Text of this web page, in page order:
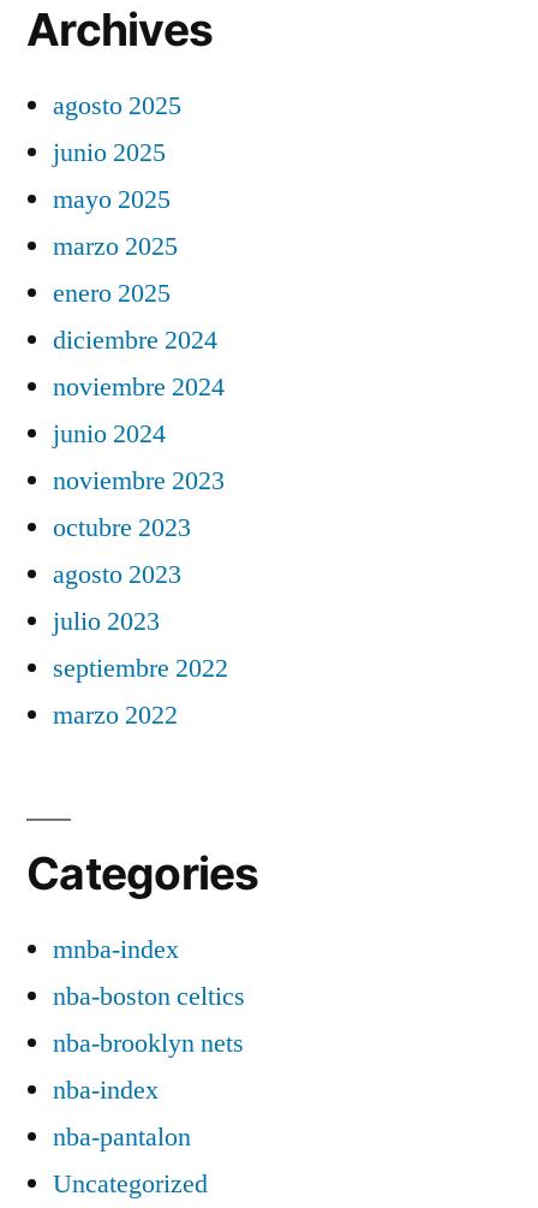
Archives
agosto 2025
junio 2025
mayo 2025
marzo 2025
enero 2025
diciembre 2024
noviembre 2024
junio 2024
noviembre 2023
octubre 2023
agosto 2023
julio 2023
septiembre 2022
marzo 2022
Categories
mnba-index
nba-boston celtics
nba-brooklyn nets
nba-index
nba-pantalon
Uncategorized